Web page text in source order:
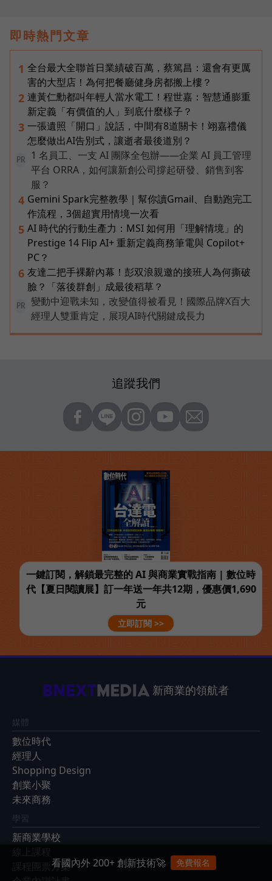
即時熱門文章
1 全台最大全聯首日業績破百萬，蔡篤昌：還會有更厲
害的大型店！為何把餐廳健身房都搬上樓？
2 連黃仁勳都叫年輕人當水電工！程世嘉：智慧通膨重
新定義「有價值的人」到底什麼樣子？
3 一張遺照「開口」說話，中間有8道關卡！翊嘉禮儀
怎麼做出AI告別式，讓逝者最後道別？
PR
1 名員工、一支 AI 團隊全包辦——企業 AI 員工管理
平台 ORRA，如何讓新創公司撐起研發、銷售到客
服？
4 Gemini Spark完整教學｜幫你讀Gmail、自動跑完工
作流程，3個超實用情境一次看
5 AI 時代的行動生產力：MSI 如何用「理解情境」的
Prestige 14 Flip AI+ 重新定義商務筆電與 Copilot+
PC？
6 友達二把手裸辭內幕！彭双浪親邀的接班人為何撕破
臉？「落後群創」成最後稻草？
PR
變動中迎戰未知，改變值得被看見！國際品牌X百大
經理人雙重肯定，展現AI時代關鍵成長力
追蹤我們
一鍵訂閱，解鎖最完整的 AI 與商業實戰指南 | 數位時
代【夏日閱讀展】訂一年送一年共12期，優惠價1,690
元
立即訂閱 >>
新商業的領航者
媒體
數位時代
經理人
Shopping Design
創業小聚
未來商務
學習
新商業學校
課程團票方案看國內外 200+ 創新技術🚀 免費報名